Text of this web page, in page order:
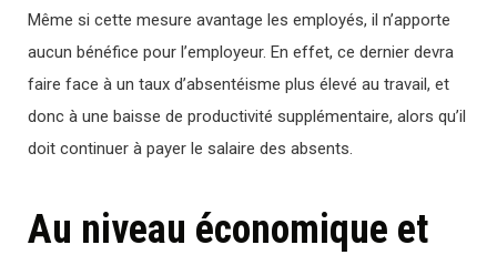
Même si cette mesure avantage les employés, il n’apporte
aucun bénéfice pour l’employeur. En effet, ce dernier devra
faire face à un taux d’absentéisme plus élevé au travail, et
donc à une baisse de productivité supplémentaire, alors qu’il
doit continuer à payer le salaire des absents.
Au niveau économique et